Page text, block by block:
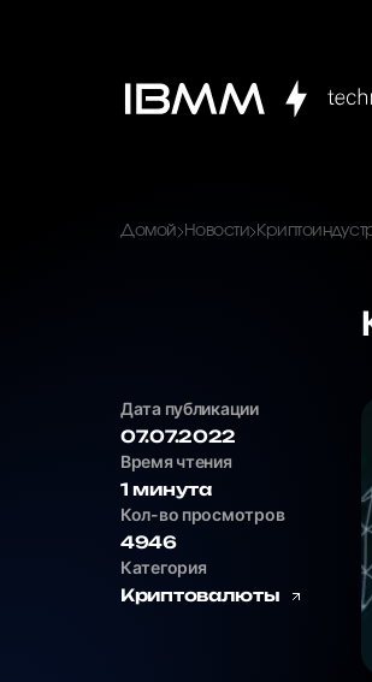
Домой Новости
Дата публикации
07.07.2022
Время чтения
1 минута
Кол-во просмотров
4946
Категория
Криптовалюты